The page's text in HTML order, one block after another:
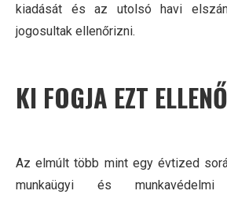
kiadását és az utolsó havi
jogosultak ellenőrizni.
KI FOGJA EZT
Az elmúlt több mint egy évtized
munkaügyi és